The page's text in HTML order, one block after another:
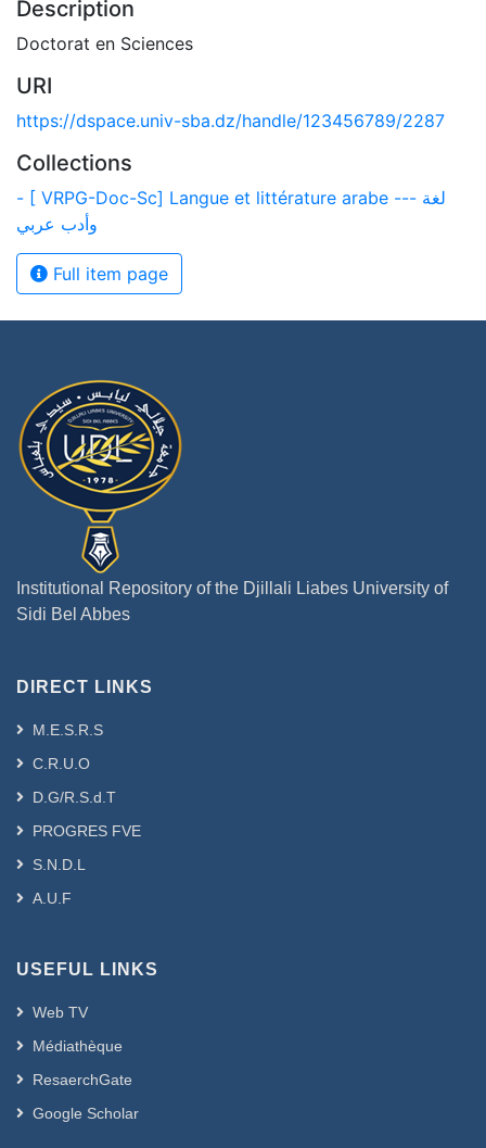
Description
Doctorat en Sciences
URI
https://dspace.univ-sba.dz/handle/123456789/2287
Collections
- [ VRPG-Doc-Sc] Langue et littérature arabe --- لغة
وأدب عربي
Full item page
Institutional Repository of the Djillali Liabes University of
Sidi Bel Abbes
DIRECT LINKS
M.E.S.R.S
C.R.U.O
D.G/R.S.d.T
PROGRES FVE
S.N.D.L
A.U.F
USEFUL LINKS
Web TV
Médiathèque
ResaerchGate
Google Scholar